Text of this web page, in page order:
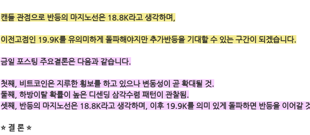
캔들 관점으로 반등의 마지노선은 18.8K라고 생각하며,
이전고점인 19.9K를 유의미하게 돌파해야지만 추가반등을 기대할 수 있는 구간이 되겠습니다.
금일 포스팅 주요결론은 다음과 같습니다.
첫째, 비트코인은 지루한 횡보를 하고 있으나 변동성이 곧 확대될 것.
둘째, 하방이탈 확률이 높은 디센딩 삼각수렴 패턴이 관찰됨.
셋째, 반등의 마지노선은 18.8K라고 생각하며, 이후 19.9K를 의미 있게 돌파하면 반등을 이어갈
⭐ 결 론 ⭐